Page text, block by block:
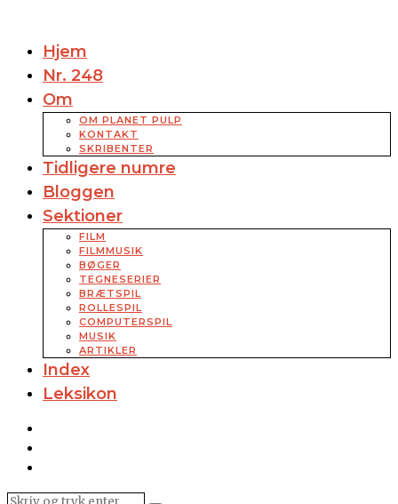
Hjem
Nr. 248
Om
OM PLANET PULP
KONTAKT
SKRIBENTER
Tidligere numre
Bloggen
Sektioner
FILM
FILMMUSIK
BØGER
TEGNESERIER
BRÆTSPIL
ROLLESPIL
COMPUTERSPIL
MUSIK
ARTIKLER
Index
Leksikon